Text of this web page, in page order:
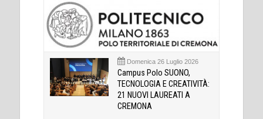
Domenica 26 Luglio 2026
Campus Polo SUONO,
TECNOLOGIA E CREATIVITÀ:
21 NUOVI LAUREATI A
CREMONA